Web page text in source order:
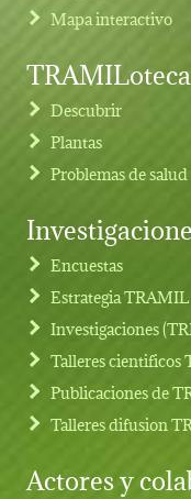
Footer menu
Mapa interactivo
TRAMILoteca
Descubrir
Plantas
Problemas de salud
Encuestas
Estrategia
Investigaciones
Talleres cientificos
Publicaciones de
Talleres difusion
Actores y